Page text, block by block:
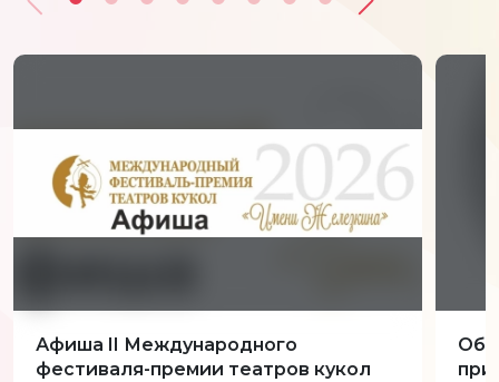
Афиша II Международного
фестиваля-премии театров кукол